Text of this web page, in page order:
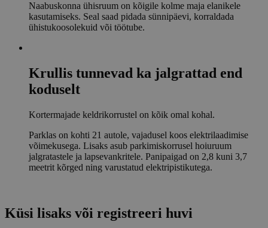
Naabuskonna ühisruum on kõigile kolme maja elanikele
kasutamiseks. Seal saad pidada sünnipäevi, korraldada
ühistukoosolekuid või töötube.
Krullis tunnevad ka jalgrattad end
koduselt
Kortermajade keldrikorrustel on kõik omal kohal.
Parklas on kohti 21 autole, vajadusel koos elektrilaadimise
võimekusega. Lisaks asub parkimiskorrusel hoiuruum
jalgratastele ja lapsevankritele. Panipaigad on 2,8 kuni 3,7
meetrit kõrged ning varustatud elektripistikutega.
Küsi lisaks või registreeri huvi